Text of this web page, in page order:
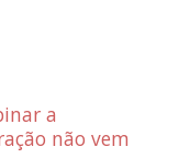
a
não vem